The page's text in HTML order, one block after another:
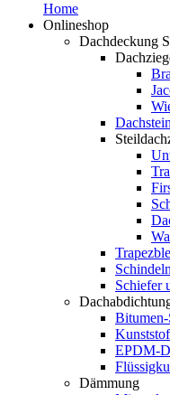
Home
Onlineshop
Dachdeckung
Schiefer
EPDM-
Dämmung